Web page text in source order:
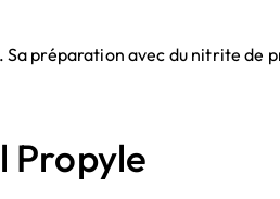
Sa préparation avec du nitrite de
Propyle